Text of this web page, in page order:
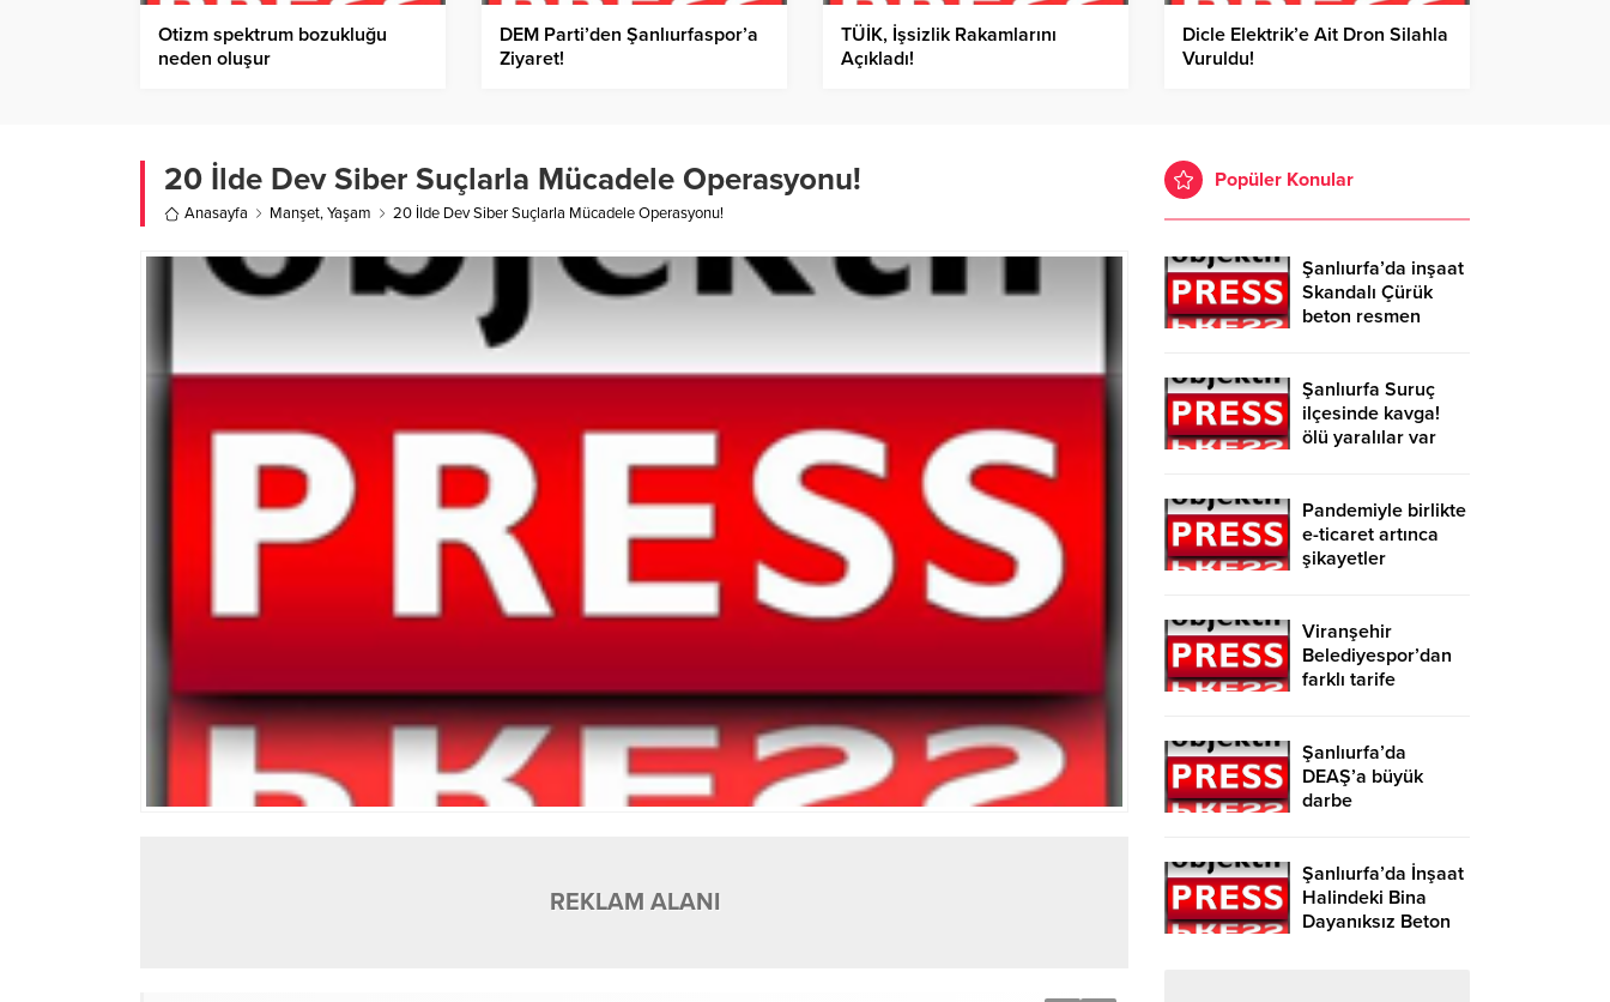
Otizm spektrum bozukluğu
neden oluşur
DEM Parti’den Şanlıurfaspor’a
Ziyaret!
TÜİK, İşsizlik Rakamlarını
Açıkladı!
Dicle Elektrik’e Ait Dron Silahla
Vuruldu!
20 İlde Dev Siber Suçlarla Mücadele Operasyonu!
Anasayfa Manşet,Yaşam 20 İlde Dev Siber Suçlarla Mücadele Operasyonu!
REKLAM ALANI
Popüler Konular
Şanlıurfa’da inşaat
Skandalı Çürük
beton resmen
Şanlıurfa Suruç
ilçesinde kavga!
ölü yaralılar var
Pandemiyle birlikte
e-ticaret artınca
şikayetler
Viranşehir
Belediyespor’dan
farklı tarife
Şanlıurfa’da
DEAŞ’a büyük
darbe
Şanlıurfa’da İnşaat
Halindeki Bina
Dayanıksız Beton